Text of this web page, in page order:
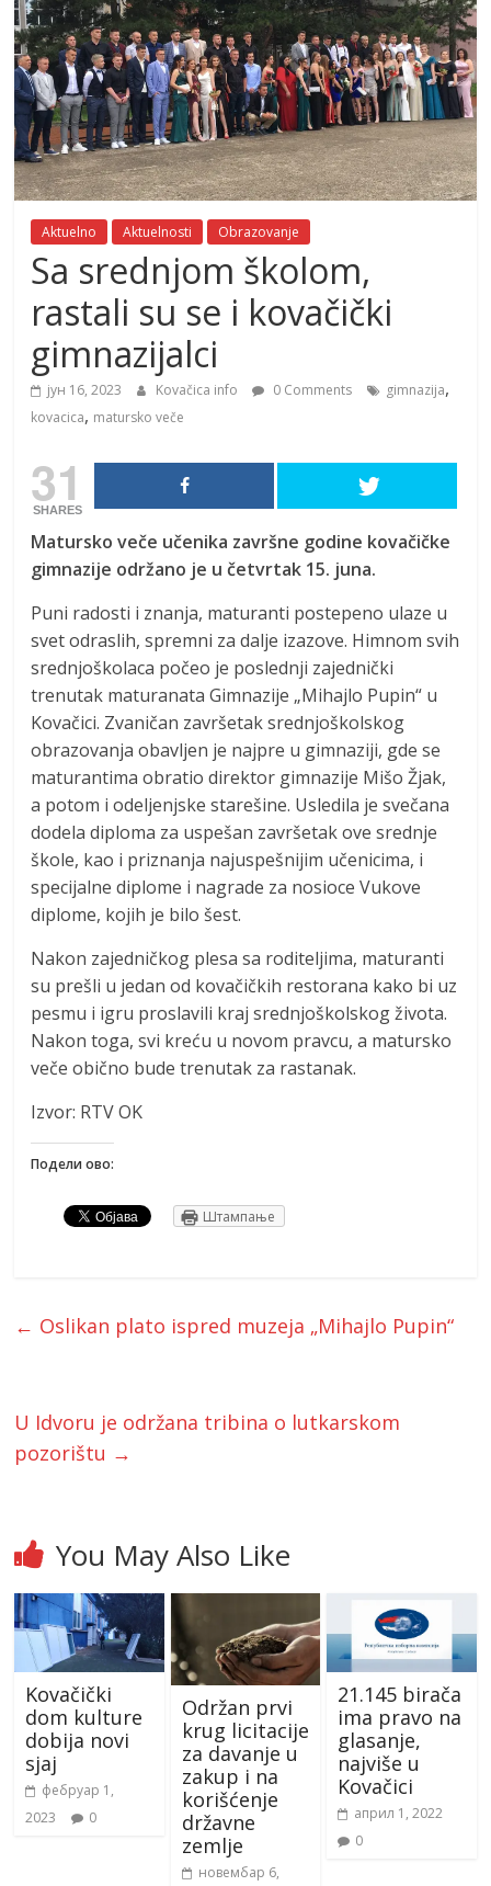
Aktuelno Aktuelnosti Obrazovanje
Sa srednjom školom,
rastali su se i kovačički
gimnazijalci
јун 16, 2023 Kovačica info 0 Comments gimnazija,
kovacica, matursko veče
31
SHARES
Matursko veče učenika završne godine kovačičke
gimnazije održano je u četvrtak 15. juna.
Puni radosti i znanja, maturanti postepeno ulaze u
svet odraslih, spremni za dalje izazove. Himnom svih
srednjoškolaca počeo je poslednji zajednički
trenutak maturanata Gimnazije „Mihajlo Pupin“ u
Kovačici. Zvaničan završetak srednjoškolskog
obrazovanja obavljen je najpre u gimnaziji, gde se
maturantima obratio direktor gimnazije Mišo Žjak,
a potom i odeljenjske starešine. Usledila je svečana
dodela diploma za uspešan završetak ove srednje
škole, kao i priznanja najuspešnijim učenicima, i
specijalne diplome i nagrade za nosioce Vukove
diplome, kojih je bilo šest.
Nakon zajedničkog plesa sa roditeljima, maturanti
su prešli u jedan od kovačičkih restorana kako bi uz
pesmu i igru proslavili kraj srednjoškolskog života.
Nakon toga, svi kreću u novom pravcu, a matursko
veče obično bude trenutak za rastanak.
Izvor: RTV OK
Подели ово:
Штампање
← Oslikan plato ispred muzeja „Mihajlo Pupin“
U Idvoru je održana tribina o lutkarskom
pozorištu →
You May Also Like
Kovačički
dom kulture
dobija novi
sjaj
фебруар 1,
2023
0
Održan prvi
krug licitacije
za davanje u
zakup i na
korišćenje
državne
zemlje
новембар 6,
21.145 birača
ima pravo na
glasanje,
najviše u
Kovačici
април 1, 2022
0